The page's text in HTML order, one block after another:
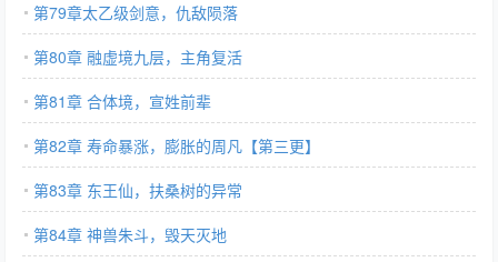
第79章太乙级剑意，仇敌陨落
第80章 融虚境九层，主角复活
第81章 合体境，宣姓前辈
第82章 寿命暴涨，膨胀的周凡【第三更】
第83章 东王仙，扶桑树的异常
第84章 神兽朱斗，毁天灭地